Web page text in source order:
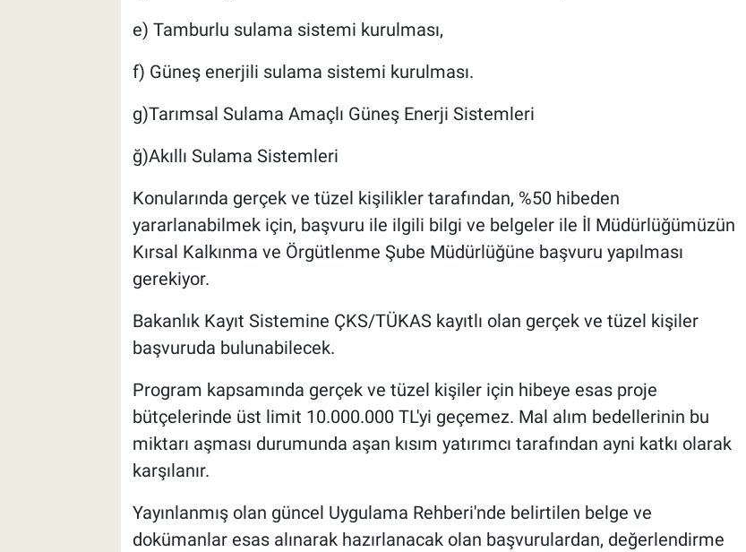
e) Tamburlu sulama sistemi kurulması,
f) Güneş enerjili sulama sistemi kurulması.
g)Tarımsal Sulama Amaçlı Güneş Enerji Sistemleri
ğ)Akıllı Sulama Sistemleri
Konularında gerçek ve tüzel kişilikler tarafından, %50 hibeden
yararlanabilmek için, başvuru ile ilgili bilgi ve belgeler ile İl Müdürlüğümüzün
Kırsal Kalkınma ve Örgütlenme Şube Müdürlüğüne başvuru yapılması
gerekiyor.
Bakanlık Kayıt Sistemine ÇKS/TÜKAS kayıtlı olan gerçek ve tüzel kişiler
başvuruda bulunabilecek.
Program kapsamında gerçek ve tüzel kişiler için hibeye esas proje
bütçelerinde üst limit 10.000.000 TL'yi geçemez. Mal alım bedellerinin bu
miktarı aşması durumunda aşan kısım yatırımcı tarafından ayni katkı olarak
karşılanır.
Yayınlanmış olan güncel Uygulama Rehberi'nde belirtilen belge ve
dokümanlar esas alınarak hazırlanacak olan başvurulardan, değerlendirme